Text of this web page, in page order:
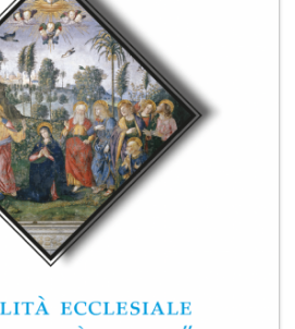
RIVISTE
CEI
AUTORI VARI